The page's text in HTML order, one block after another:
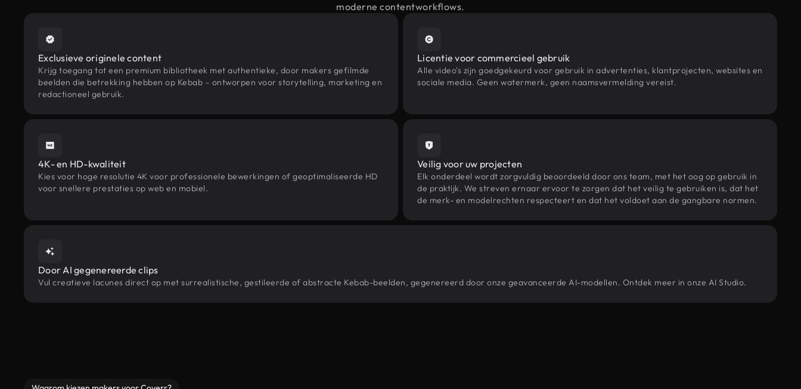
moderne contentworkflows.
Exclusieve originele content
Krijg toegang tot een premium bibliotheek met authentieke, door makers gefilmde
beelden die betrekking hebben op Kebab – ontworpen voor storytelling, marketing en
redactioneel gebruik.
Licentie voor commercieel gebruik
Alle video's zijn goedgekeurd voor gebruik in advertenties, klantprojecten, websites en
sociale media. Geen watermerk, geen naamsvermelding vereist.
4K- en HD-kwaliteit
Kies voor hoge resolutie 4K voor professionele bewerkingen of geoptimaliseerde HD
voor snellere prestaties op web en mobiel.
Veilig voor uw projecten
Elk onderdeel wordt zorgvuldig beoordeeld door ons team, met het oog op gebruik in
de praktijk. We streven ernaar ervoor te zorgen dat het veilig te gebruiken is, dat het
de merk- en modelrechten respecteert en dat het voldoet aan de gangbare normen.
Door AI gegenereerde clips
Vul creatieve lacunes direct op met surrealistische, gestileerde of abstracte Kebab-beelden, gegenereerd door onze geavanceerde AI-modellen. Ontdek meer in onze AI Studio.